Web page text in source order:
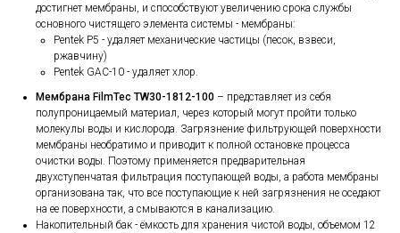
достигнет мембраны, и способствуют увеличению срока службы
основного чистящего элемента системы - мембраны:
Pentek P5 - удаляет механические частицы (песок, взвеси,
ржавчину)
Pentek GAC-10 - удаляет хлор.
Мембрана FilmTec TW30-1812-100 – представляет из себя
полупроницаемый материал, через который могут пройти только
молекулы воды и кислорода. Загрязнение фильтрующей поверхности
мембраны необратимо и приводит к полной остановке процесса
очистки воды. Поэтому применяется предварительная
двухступенчатая фильтрация поступающей воды, а работа мембраны
организована так, что все поступающие к ней загрязнения не оседают
на ее поверхности, а смываются в канализацию.
Накопительный бак - ёмкость для хранения чистой воды, объемом 12